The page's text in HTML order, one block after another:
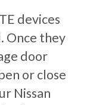
devices
Once they
door
or close
Nissan